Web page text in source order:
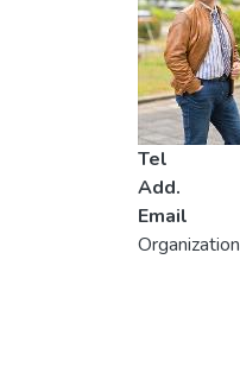
Tel
Add.
Email
Organization